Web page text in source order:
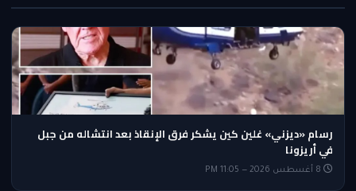
رسام «ديزني» غلين كين يشكر فرق الإنقاذ بعد انتشاله من جبل
في أريزونا